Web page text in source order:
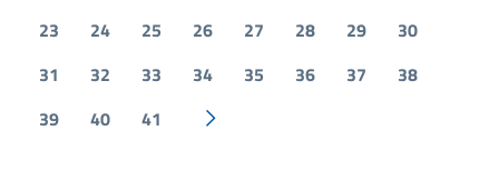
23
24 25 26 27 28 29
30
31
32 33 34 35 36 37
38
39
40 41 Pagina successiva